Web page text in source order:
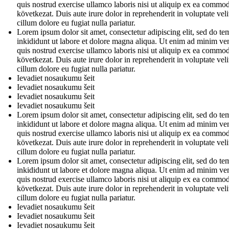
quis nostrud exercise ullamco laboris nisi ut aliquip ex ea
következat. Duis aute irure dolor in reprehenderit in voluptate
cillum dolore eu fugiat nulla pariatur.
Lorem ipsum dolor sit amet, consectetur adipiscing elit, sed do
inkididunt ut labore et dolore magna aliqua. Ut enim ad minim
quis nostrud exercise ullamco laboris nisi ut aliquip ex ea
következat. Duis aute irure dolor in reprehenderit in voluptate
cillum dolore eu fugiat nulla pariatur.
Ievadiet nosaukumu šeit
Ievadiet nosaukumu šeit
Ievadiet nosaukumu šeit
Ievadiet nosaukumu šeit
Lorem ipsum dolor sit amet, consectetur adipiscing elit, sed do
inkididunt ut labore et dolore magna aliqua. Ut enim ad minim
quis nostrud exercise ullamco laboris nisi ut aliquip ex ea
következat. Duis aute irure dolor in reprehenderit in voluptate
cillum dolore eu fugiat nulla pariatur.
Lorem ipsum dolor sit amet, consectetur adipiscing elit, sed do
inkididunt ut labore et dolore magna aliqua. Ut enim ad minim
quis nostrud exercise ullamco laboris nisi ut aliquip ex ea
következat. Duis aute irure dolor in reprehenderit in voluptate
cillum dolore eu fugiat nulla pariatur.
Ievadiet nosaukumu šeit
Ievadiet nosaukumu šeit
Ievadiet nosaukumu šeit